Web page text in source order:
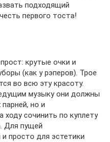
подходящий
первого тоста!
крутые очки и
(как у рэперов). Трое
во всю эту красоту.
музыку они должны
но и
ходу сочинить по куплету
Для пущей
просто для эстетики